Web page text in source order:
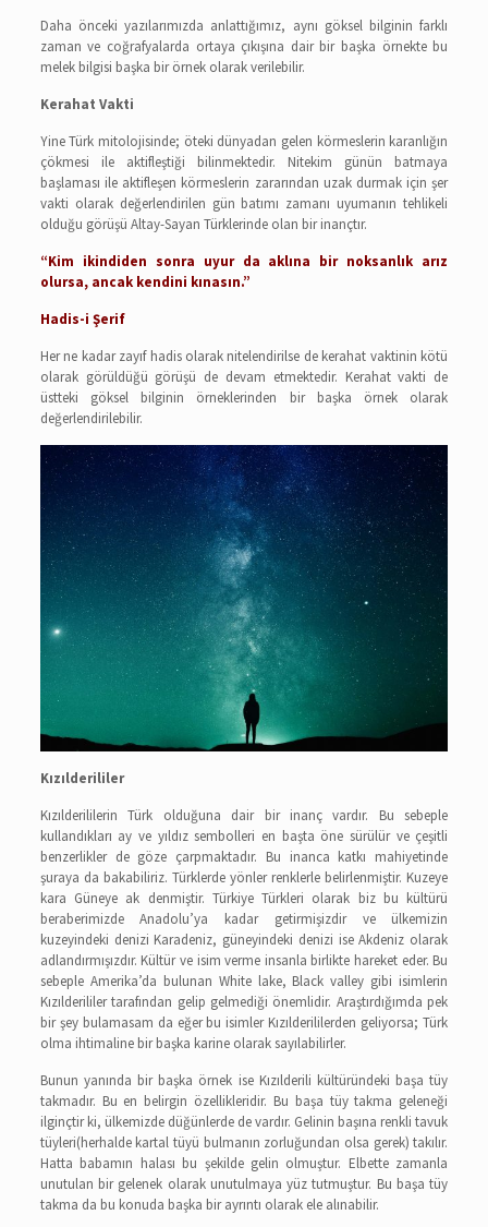
Daha önceki yazılarımızda anlattığımız, aynı göksel bilginin farklı
zaman ve coğrafyalarda ortaya çıkışına dair bir başka örnekte bu
melek bilgisi başka bir örnek olarak verilebilir.
Kerahat Vakti
Yine Türk mitolojisinde; öteki dünyadan gelen körmeslerin karanlığın
çökmesi ile aktifleştiği bilinmektedir. Nitekim günün batmaya
başlaması ile aktifleşen körmeslerin zararından uzak durmak için şer
vakti olarak değerlendirilen gün batımı zamanı uyumanın tehlikeli
olduğu görüşü Altay-Sayan Türklerinde olan bir inançtır.
“Kim ikindiden sonra uyur da aklına bir noksanlık arız
olursa, ancak kendini kınasın.”
Hadis-i Şerif
Her ne kadar zayıf hadis olarak nitelendirilse de kerahat vaktinin kötü
olarak görüldüğü görüşü de devam etmektedir. Kerahat vakti de
üstteki göksel bilginin örneklerinden bir başka örnek olarak
değerlendirilebilir.
Kızılderililer
Kızılderililerin Türk olduğuna dair bir inanç vardır. Bu sebeple
kullandıkları ay ve yıldız sembolleri en başta öne sürülür ve çeşitli
benzerlikler de göze çarpmaktadır. Bu inanca katkı mahiyetinde
şuraya da bakabiliriz. Türklerde yönler renklerle belirlenmiştir. Kuzeye
kara Güneye ak denmiştir. Türkiye Türkleri olarak biz bu kültürü
beraberimizde Anadolu’ya kadar getirmişizdir ve ülkemizin
kuzeyindeki denizi Karadeniz, güneyindeki denizi ise Akdeniz olarak
adlandırmışızdır. Kültür ve isim verme insanla birlikte hareket eder. Bu
sebeple Amerika’da bulunan White lake, Black valley gibi isimlerin
Kızılderililer tarafından gelip gelmediği önemlidir. Araştırdığımda pek
bir şey bulamasam da eğer bu isimler Kızılderililerden geliyorsa; Türk
olma ihtimaline bir başka karine olarak sayılabilirler.
Bunun yanında bir başka örnek ise Kızılderili kültüründeki başa tüy
takmadır. Bu en belirgin özellikleridir. Bu başa tüy takma geleneği
ilginçtir ki, ülkemizde düğünlerde de vardır. Gelinin başına renkli tavuk
tüyleri(herhalde kartal tüyü bulmanın zorluğundan olsa gerek) takılır.
Hatta babamın halası bu şekilde gelin olmuştur. Elbette zamanla
unutulan bir gelenek olarak unutulmaya yüz tutmuştur. Bu başa tüy
takma da bu konuda başka bir ayrıntı olarak ele alınabilir.